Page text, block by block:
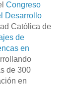
Congreso
Desarrollo
Católica de
de
en
de 300
en